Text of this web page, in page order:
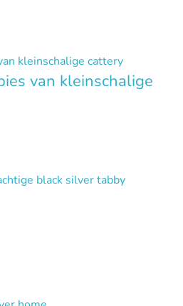
van kleinschalige
black silver tabby